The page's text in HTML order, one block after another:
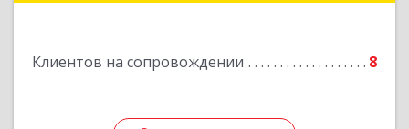
Клиентов на сопровождении 8